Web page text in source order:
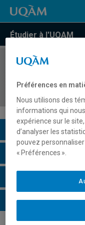
Étudier à l'UQAM
COURS//
restauration
Description du
Horaire - Été 2026
Horaire - Automne
Horaire - Hiver
Préférences en
Nous utilisons des
informations qui
expérience sur le
d’analyser les
pouvez
« Préférences ».